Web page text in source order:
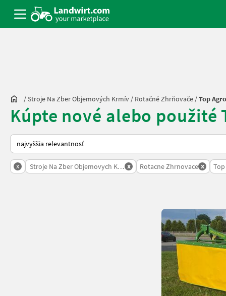
/Stroje Na Zber Objemových Krmív / Rotačné Zhrňovače /Top Agro
Kúpte nové alebo použité
Takto sa vykonáva triedenie na Landwirt.com
x Stroje Na Zber Objemovych Krmiv
x Rotacne Zhrnovace x